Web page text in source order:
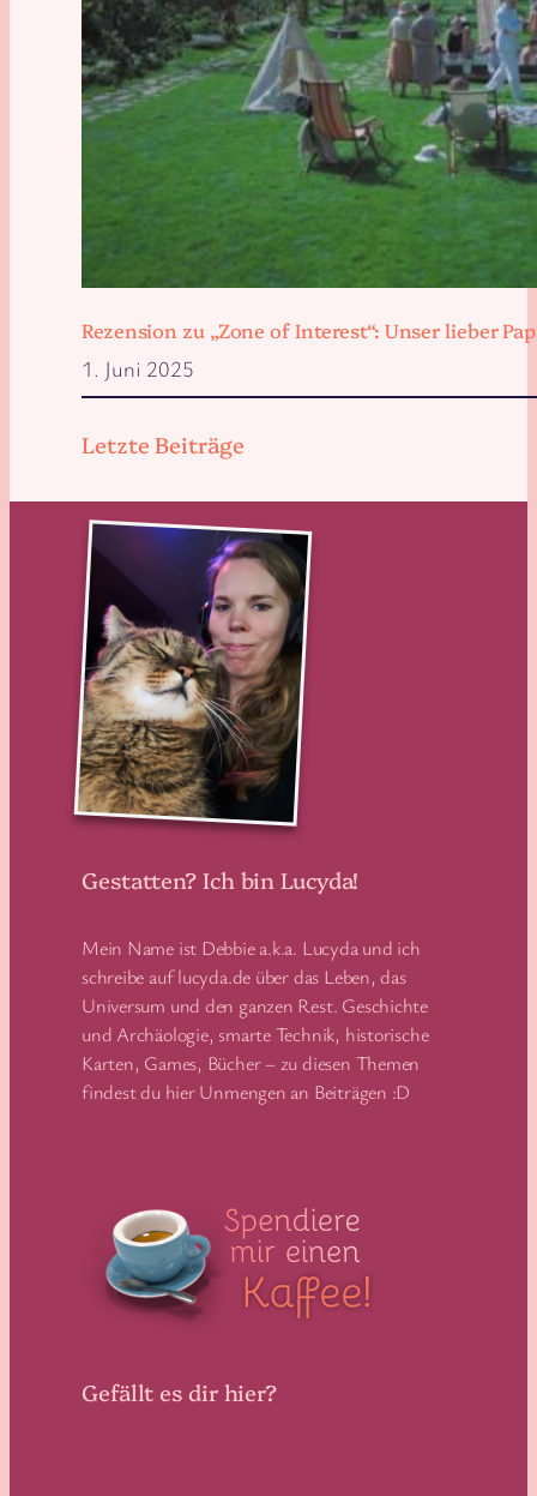
Letzte Beiträge
Rezension zu „Zone of Interest“: Unser lieber
1. Juni 2025
Gestatten? Ich bin Lucyda!
Mein Name ist Debbie a.k.a. Lucyda und ich
schreibe auf lucyda.de über das Leben, das
Universum und den ganzen Rest. Geschichte
und Archäologie, smarte Technik, historische
Karten, Games, Bücher – zu diesen Themen
findest du hier Unmengen an Beiträgen :D
Gefällt es dir hier?